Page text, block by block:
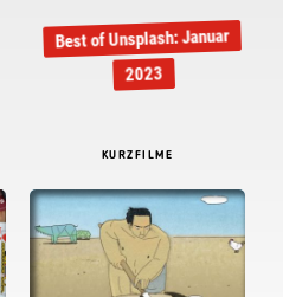
Best of Unsplash: Januar
2023
KURZFILME